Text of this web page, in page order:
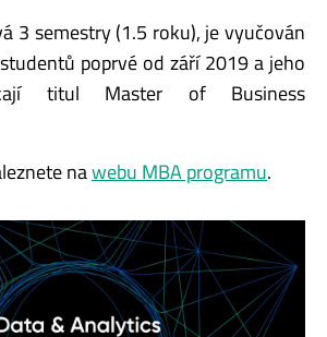
3 semestry (1.5 roku), je vyučován
poprvé od září 2019 a jeho
titul Master of Business
nawebu MBA programu.